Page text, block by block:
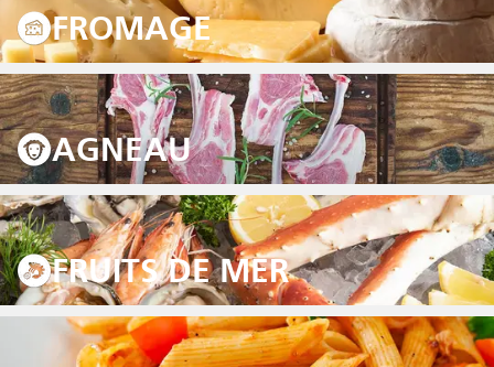
FROMAGE
AGNEAU
FRUITS DE MER